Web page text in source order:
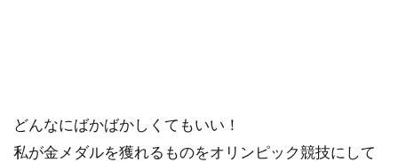
どんなにばかばかしくてもいい！
私が金メダルを獲れるものをオリンピック競技にして